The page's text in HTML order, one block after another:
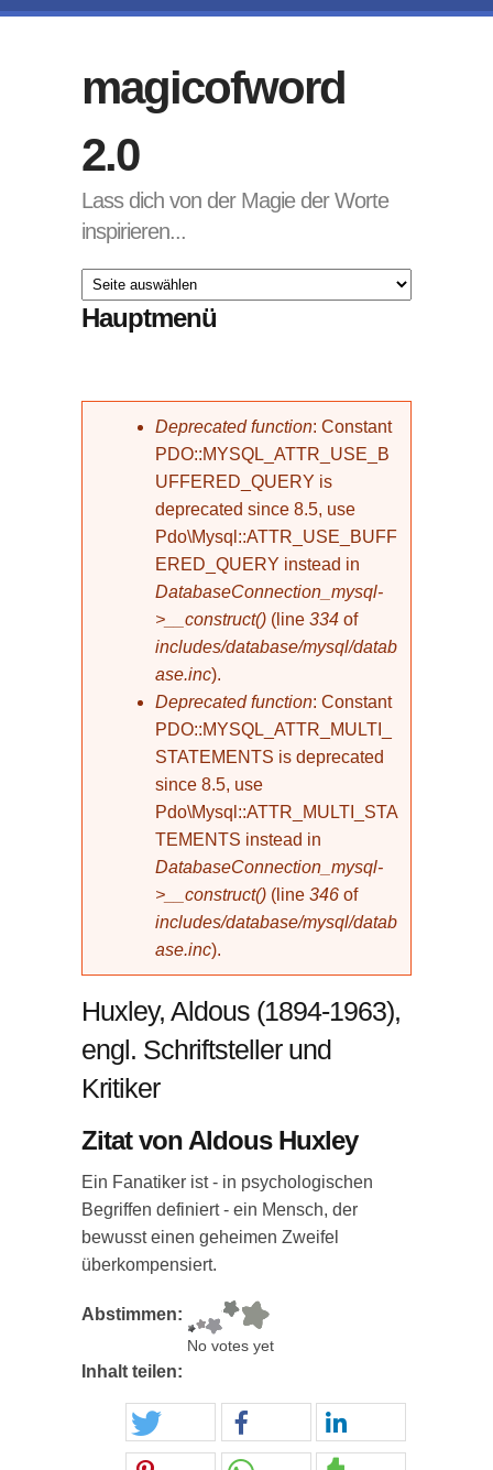
magicofword
2.0
Lass dich von der Magie der Worte
inspirieren...
Hauptmenü
Fehlermeldung
Deprecated function: Constant
PDO::MYSQL_ATTR_USE_B
UFFERED_QUERY is
deprecated since 8.5, use
Pdo\Mysql::ATTR_USE_BUFF
ERED_QUERY instead in
DatabaseConnection_mysql-
>__construct() (line 334 of
includes/database/mysql/datab
ase.inc).
Deprecated function: Constant
PDO::MYSQL_ATTR_MULTI_
STATEMENTS is deprecated
since 8.5, use
Pdo\Mysql::ATTR_MULTI_STA
TEMENTS instead in
DatabaseConnection_mysql-
>__construct() (line 346 of
includes/database/mysql/datab
ase.inc).
Huxley, Aldous (1894-1963),
engl. Schriftsteller und
Kritiker
Zitat von Aldous Huxley
Ein Fanatiker ist - in psychologischen
Begriffen definiert - ein Mensch, der
bewusst einen geheimen Zweifel
überkompensiert.
Abstimmen:
No votes yet
Inhalt teilen: